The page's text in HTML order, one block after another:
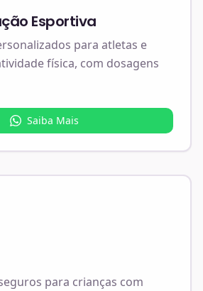
Esportiva
para atletas e
física, com dosagens
Saiba Mais
para crianças com